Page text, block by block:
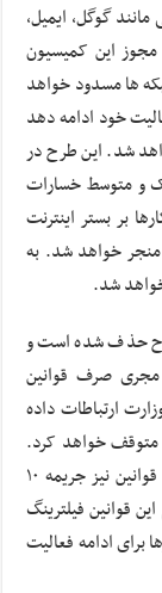
گوگل، ایمیل،
مجوز این کمیسیون
ها مسدود خواهد
خود ادامه دهد
شد. این طرح در
و متوسط خسارات
بر بستر اینترنت
خواهد شد. به
شد.
حذف شده است و
مجری صرف قوانین
ارتباطات داده
را متوقف خواهد کرد.
نکته جالب این است که برای تخطی کنندگان از این قوانین نیز جریمه ۱۰
قوانین فیلترینگ
ادامه فعالیت